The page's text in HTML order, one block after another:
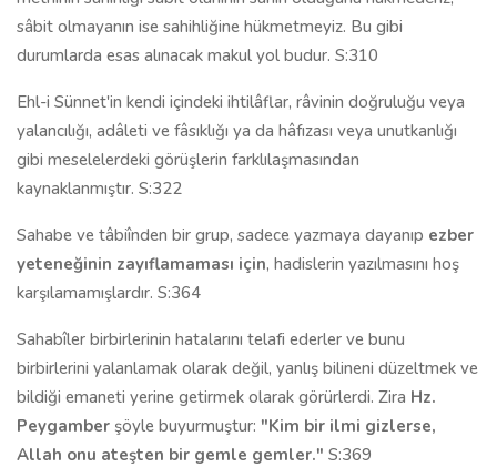
sâbit olmayanın ise sahihliğine hükmetmeyiz. Bu gibi
durumlarda esas alınacak makul yol budur. S:310
Ehl-i Sünnet'in kendi içindeki ihtilâflar, râvinin doğruluğu veya
yalancılığı, adâleti ve fâsıklığı ya da hâfızası veya unutkanlığı
gibi meselelerdeki görüşlerin farklılaşmasından
kaynaklanmıştır. S:322
Sahabe ve tâbiînden bir grup, sadece yazmaya dayanıp ezber
yeteneğinin zayıflamaması için, hadislerin yazılmasını hoş
karşılamamışlardır. S:364
Sahabîler birbirlerinin hatalarını telafi ederler ve bunu
birbirlerini yalanlamak olarak değil, yanlış bilineni düzeltmek ve
bildiği emaneti yerine getirmek olarak görürlerdi. Zira Hz.
Peygamber şöyle buyurmuştur: "Kim bir ilmi gizlerse,
Allah onu ateşten bir gemle gemler." S:369